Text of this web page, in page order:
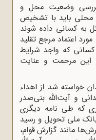
بررسی وضعیت محل و
محلی باید با تشخیص
کل به کسانی داده شوند
اعتماد مرجع تقلید
کسانی که واجد شرایط
این مرحمت و عنایت
خواسته شد از اهداء
و آیت‌الله بنی‌صدر
که طی نامه دیگری
شده به بانک ملی تحویل و رسید
مانند گزارش قوام،